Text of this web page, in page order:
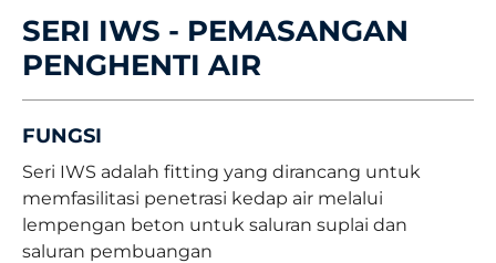
SERI IWS - PEMASANGAN
PENGHENTI AIR
FUNGSI
Seri IWS adalah fitting yang dirancang untuk
memfasilitasi penetrasi kedap air melalui
lempengan beton untuk saluran suplai dan
saluran pembuangan